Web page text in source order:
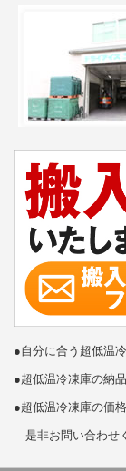
●自分に合う超低温
●超低温冷凍庫の納
●超低温冷凍庫の価
是非お問い合わせ